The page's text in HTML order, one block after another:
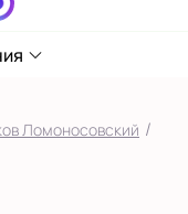
Ломоносовский /